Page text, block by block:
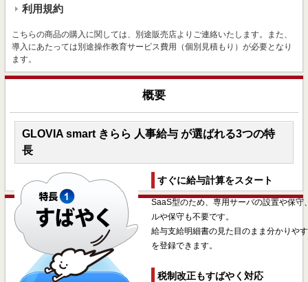
利用規約
こちらの商品の購入に関しては、別途販売店よりご連絡いたします。また、
導入にあたっては別途操作教育サービス費用（個別見積もり）が必要となり
ます。
概要
GLOVIA smart きらら 人事給与 が選ばれる3つの特
長
すぐに給与計算をスタート
SaaS型のため、専用サーバの設置や保守
ルや保守も不要です。
給与支給明細書の見た目のまま分かりや
を登録できます。
税制改正もすばやく対応